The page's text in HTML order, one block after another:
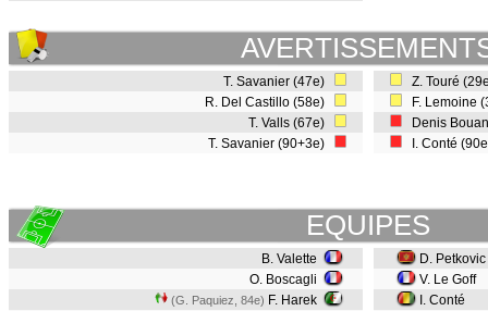
T. Savanier (47e)
R. Del Castillo (58e)
T. Valls (67e)
T. Savanier (90+3e)
Z. Touré
F. Lemoine
Denis
I. Conté
EQUIPES
B. Valette
O. Boscagli
(G. Paquiez, 84e) F. Harek
D. Petkovic
V. Le Goff
I. Conté